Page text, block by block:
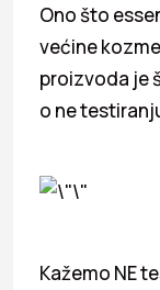
Ono što
većine
proizvoda je
o ne
Kažemo NE